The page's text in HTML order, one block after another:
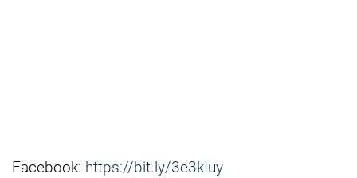
Facebook: https://bit.ly/3e3kIuy